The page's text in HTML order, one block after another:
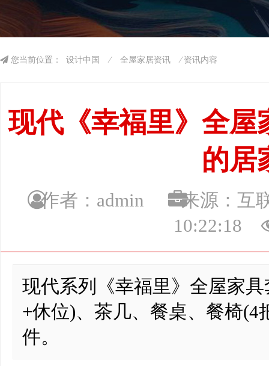
您当前位置： 设计中国 ⁄ 全屋家居资讯 ⁄ 资讯内容
现代《幸福里》全屋
的居
作者：admin
来源：
10:22:18
现代系列《幸福里》全屋家
+休位)、茶几、餐桌、餐椅(4
件。